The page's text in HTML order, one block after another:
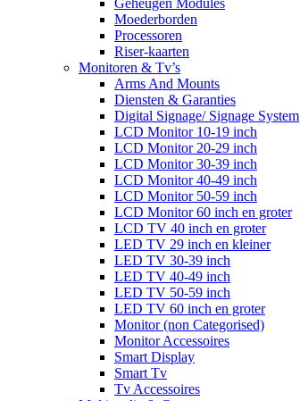
Moederborden
Processoren
Riser-kaarten
Monitoren & Tv’s
Arms And Mounts
Diensten & Garanties
Digital Signage/ Signage System
LCD Monitor 10-19 inch
LCD Monitor 20-29 inch
LCD Monitor 30-39 inch
LCD Monitor 40-49 inch
LCD Monitor 50-59 inch
LCD Monitor 60 inch en groter
LCD TV 40 inch en groter
LED TV 29 inch en kleiner
LED TV 30-39 inch
LED TV 40-49 inch
LED TV 50-59 inch
LED TV 60 inch en groter
Monitor (non Categorised)
Monitor Accessoires
Smart Display
Smart Tv
Tv Accessoires